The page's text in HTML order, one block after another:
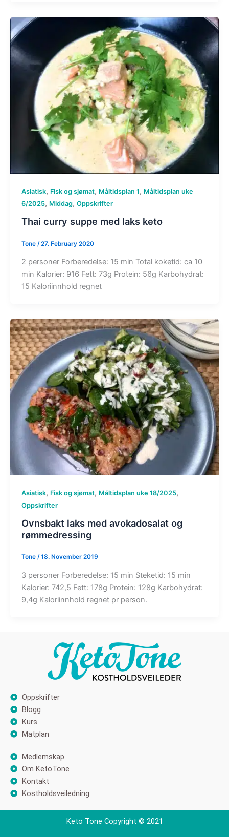
Asiatisk, Fisk og sjømat, Måltidsplan 1, Måltidsplan uke
6/2025, Middag, Oppskrifter
Thai curry suppe med laks keto
Tone /27. February 2020
2 personer Forberedelse: 15 min Total koketid: ca 10
min Kalorier: 916 Fett: 73g Protein: 56g Karbohydrat:
15 Kaloriinnhold regnet
Asiatisk, Fisk og sjømat, Måltidsplan uke 18/2025,
Oppskrifter
Ovnsbakt laks med avokadosalat og
rømmedressing
Tone /18. November 2019
3 personer Forberedelse: 15 min Steketid: 15 min
Kalorier: 742,5 Fett: 178g Protein: 128g Karbohydrat:
9,4g Kaloriinnhold regnet pr person.
Oppskrifter
Blogg
Kurs
Matplan
Medlemskap
Om KetoTone
Kontakt
Kostholdsveiledning
Keto Tone Copyright © 2021